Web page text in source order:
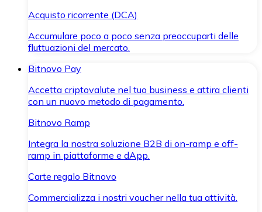
Acquisto ricorrente (DCA)
Accumulare poco a poco senza preoccuparti delle
fluttuazioni del mercato.
Bitnovo Pay
Accetta criptovalute nel tuo business e attira clienti
con un nuovo metodo di pagamento.
Bitnovo Ramp
Integra la nostra soluzione B2B di on-ramp e off-
ramp in piattaforme e dApp.
Carte regalo Bitnovo
Commercializza i nostri voucher nella tua attività.